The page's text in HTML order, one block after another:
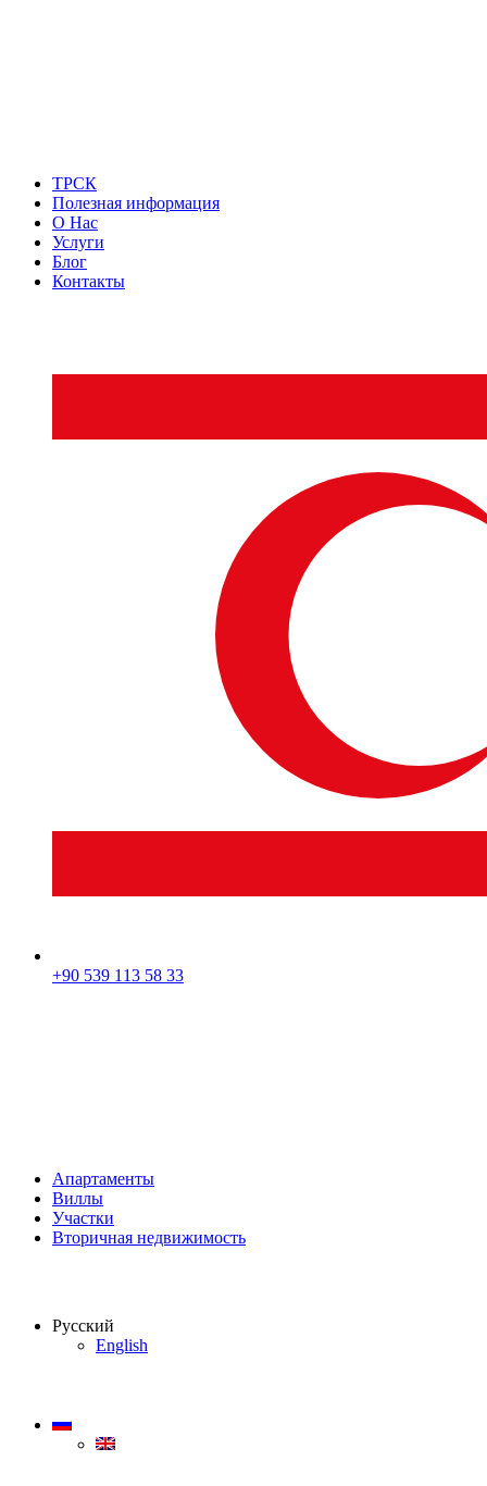
ТРСК
Полезная информация
О Нас
Услуги
Блог
Контакты
+90 539 113 58 33
Апартаменты
Виллы
Участки
Вторичная недвижимость
Русский
English